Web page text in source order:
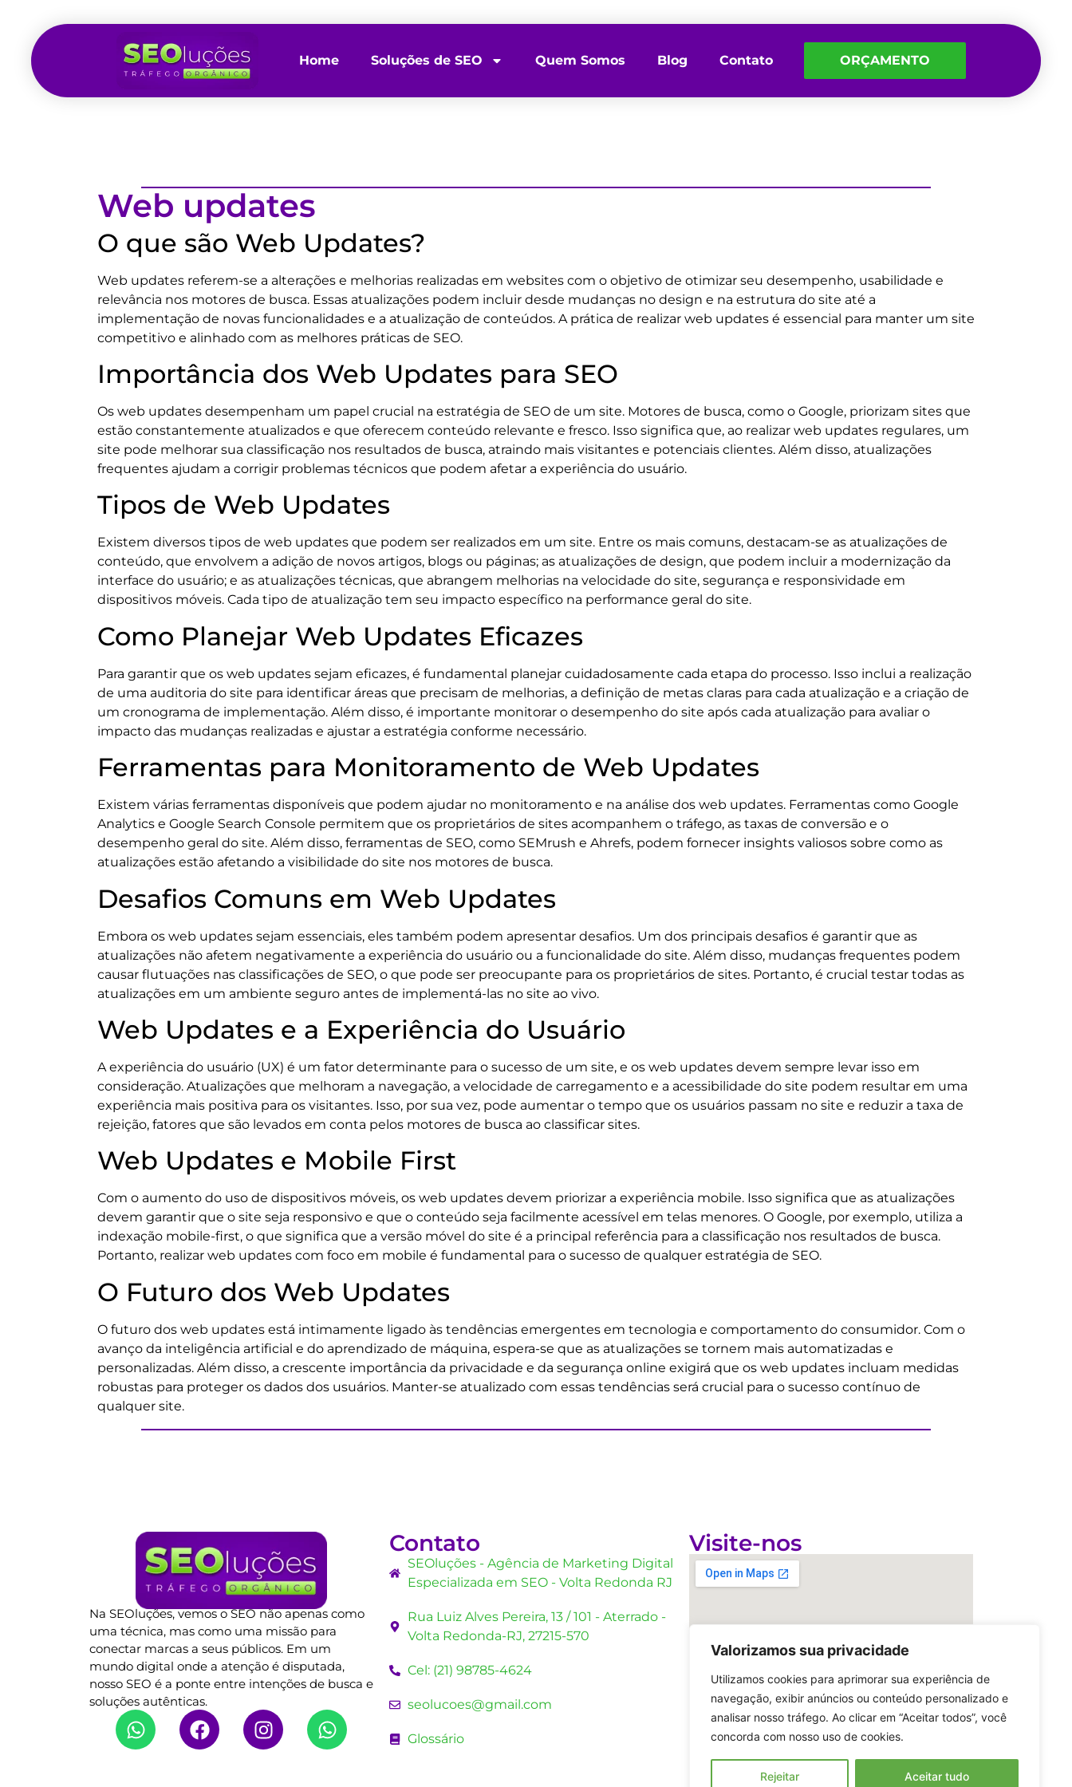
Valorizamos sua privacidade
Utilizamos cookies para aprimorar sua experiência de
navegação, exibir anúncios ou conteúdo personalizado e
analisar nosso tráfego. Ao clicar em “Aceitar todos”, você
concorda com nosso uso de cookies.
Rejeitar Aceitar tudo
Home Soluções de SEO Quem Somos Blog Contato ORÇAMENTO
Web updates
O que são Web Updates?
Web updates referem-se a alterações e melhorias realizadas em websites com o objetivo de otimizar seu desempenho, usabilidade e
relevância nos motores de busca. Essas atualizações podem incluir desde mudanças no design e na estrutura do site até a
implementação de novas funcionalidades e a atualização de conteúdos. A prática de realizar web updates é essencial para manter um site
competitivo e alinhado com as melhores práticas de SEO.
Importância dos Web Updates para SEO
Os web updates desempenham um papel crucial na estratégia de SEO de um site. Motores de busca, como o Google, priorizam sites que
estão constantemente atualizados e que oferecem conteúdo relevante e fresco. Isso significa que, ao realizar web updates regulares, um
site pode melhorar sua classificação nos resultados de busca, atraindo mais visitantes e potenciais clientes. Além disso, atualizações
frequentes ajudam a corrigir problemas técnicos que podem afetar a experiência do usuário.
Tipos de Web Updates
Existem diversos tipos de web updates que podem ser realizados em um site. Entre os mais comuns, destacam-se as atualizações de
conteúdo, que envolvem a adição de novos artigos, blogs ou páginas; as atualizações de design, que podem incluir a modernização da
interface do usuário; e as atualizações técnicas, que abrangem melhorias na velocidade do site, segurança e responsividade em
dispositivos móveis. Cada tipo de atualização tem seu impacto específico na performance geral do site.
Como Planejar Web Updates Eficazes
Para garantir que os web updates sejam eficazes, é fundamental planejar cuidadosamente cada etapa do processo. Isso inclui a realização
de uma auditoria do site para identificar áreas que precisam de melhorias, a definição de metas claras para cada atualização e a criação de
um cronograma de implementação. Além disso, é importante monitorar o desempenho do site após cada atualização para avaliar o
impacto das mudanças realizadas e ajustar a estratégia conforme necessário.
Ferramentas para Monitoramento de Web Updates
Existem várias ferramentas disponíveis que podem ajudar no monitoramento e na análise dos web updates. Ferramentas como Google
Analytics e Google Search Console permitem que os proprietários de sites acompanhem o tráfego, as taxas de conversão e o
desempenho geral do site. Além disso, ferramentas de SEO, como SEMrush e Ahrefs, podem fornecer insights valiosos sobre como as
atualizações estão afetando a visibilidade do site nos motores de busca.
Desafios Comuns em Web Updates
Embora os web updates sejam essenciais, eles também podem apresentar desafios. Um dos principais desafios é garantir que as
atualizações não afetem negativamente a experiência do usuário ou a funcionalidade do site. Além disso, mudanças frequentes podem
causar flutuações nas classificações de SEO, o que pode ser preocupante para os proprietários de sites. Portanto, é crucial testar todas as
atualizações em um ambiente seguro antes de implementá-las no site ao vivo.
Web Updates e a Experiência do Usuário
A experiência do usuário (UX) é um fator determinante para o sucesso de um site, e os web updates devem sempre levar isso em
consideração. Atualizações que melhoram a navegação, a velocidade de carregamento e a acessibilidade do site podem resultar em uma
experiência mais positiva para os visitantes. Isso, por sua vez, pode aumentar o tempo que os usuários passam no site e reduzir a taxa de
rejeição, fatores que são levados em conta pelos motores de busca ao classificar sites.
Web Updates e Mobile First
Com o aumento do uso de dispositivos móveis, os web updates devem priorizar a experiência mobile. Isso significa que as atualizações
devem garantir que o site seja responsivo e que o conteúdo seja facilmente acessível em telas menores. O Google, por exemplo, utiliza a
indexação mobile-first, o que significa que a versão móvel do site é a principal referência para a classificação nos resultados de busca.
Portanto, realizar web updates com foco em mobile é fundamental para o sucesso de qualquer estratégia de SEO.
O Futuro dos Web Updates
O futuro dos web updates está intimamente ligado às tendências emergentes em tecnologia e comportamento do consumidor. Com o
avanço da inteligência artificial e do aprendizado de máquina, espera-se que as atualizações se tornem mais automatizadas e
personalizadas. Além disso, a crescente importância da privacidade e da segurança online exigirá que os web updates incluam medidas
robustas para proteger os dados dos usuários. Manter-se atualizado com essas tendências será crucial para o sucesso contínuo de
qualquer site.
Na SEOluções, vemos o SEO não apenas como
uma técnica, mas como uma missão para
conectar marcas a seus públicos. Em um
mundo digital onde a atenção é disputada,
nosso SEO é a ponte entre intenções de busca e
soluções autênticas.
Contato
SEOluções - Agência de Marketing Digital
Especializada em SEO - Volta Redonda RJ
Rua Luiz Alves Pereira, 13 / 101 - Aterrado -
Volta Redonda-RJ, 27215-570
Cel: (21) 98785-4624
seolucoes@gmail.com
Glossário
Visite-nos